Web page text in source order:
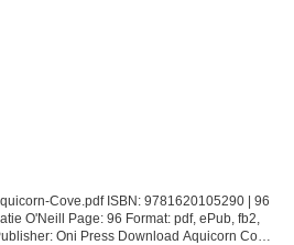
Cove.pdf ISBN: 9781620105290 | 96
O'Neill Page: 96 Format: pdf, ePub, fb2,
Oni Press Download Aquicorn Cove